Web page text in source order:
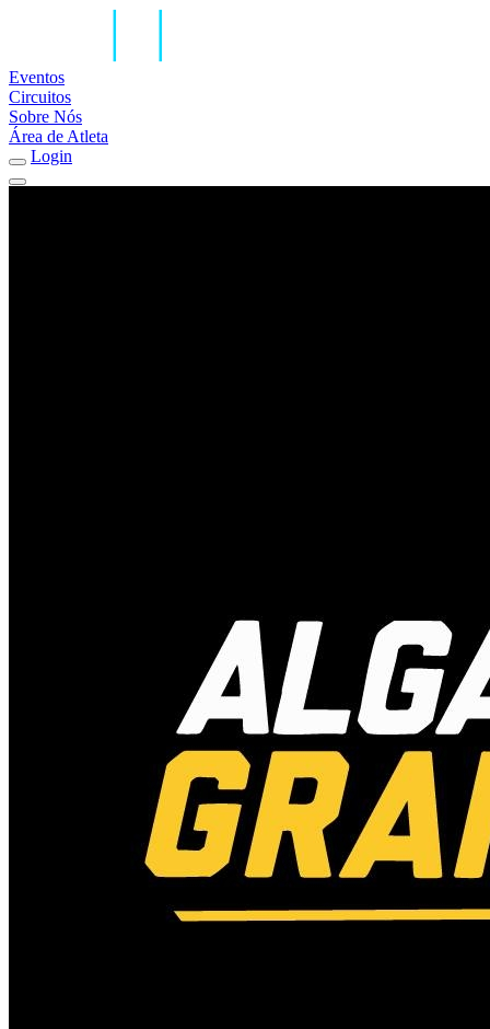
Eventos
Circuitos
Sobre Nós
Área de Atleta
Login